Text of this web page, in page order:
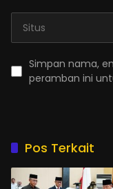
Simpan nama,
peramban ini
Pos Terkait